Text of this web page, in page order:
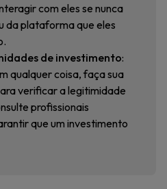
com eles se nunca
da plataforma que eles
de investimento:
qualquer coisa, faça sua
verificar a legitimidade
profissionais
que um investimento